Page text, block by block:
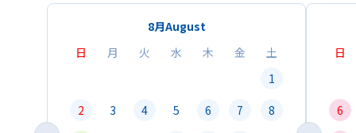
8月August
日
月 火 水 木 金
土
1
2
3 4 5 6 7
8
日
6